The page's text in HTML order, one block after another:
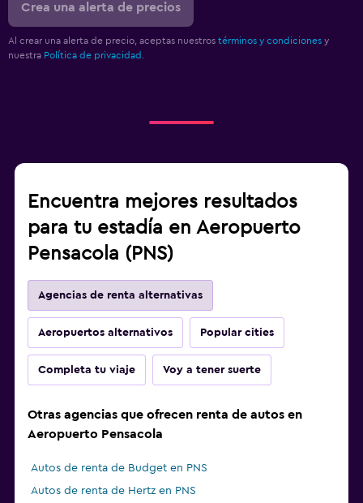
Crea una alerta de precios
Al crear una alerta de precio, aceptas nuestros términos y condiciones y
nuestra Política de privacidad.
Encuentra mejores resultados
para tu estadía en Aeropuerto
Pensacola (PNS)
Agencias de renta alternativas
Aeropuertos alternativos Popular cities
Completa tu viaje Voy a tener suerte
Otras agencias que ofrecen renta de autos en
Aeropuerto Pensacola
Autos de renta de Budget en PNS
Autos de renta de Hertz en PNS